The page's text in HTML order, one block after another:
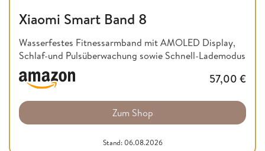
Xiaomi Smart Band 8
Wasserfestes Fitnessarmband mit AMOLED Display,
Schlaf-und Pulsüberwachung sowie Schnell-Lademodus
57,00 €
Zum Shop
Stand: 06.08.2026